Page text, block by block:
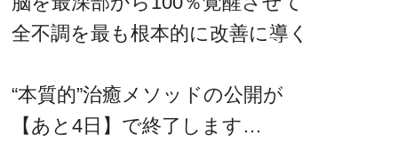
全不調を最も根本的に改善に導く
“本質的”治癒メソッドの公開が
【あと4日】で終了します…